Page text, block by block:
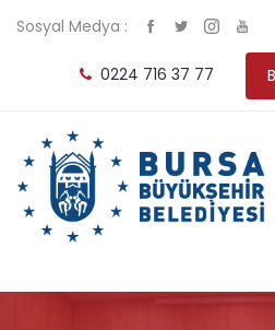
Sosyal Medya :
0224 716 37 77